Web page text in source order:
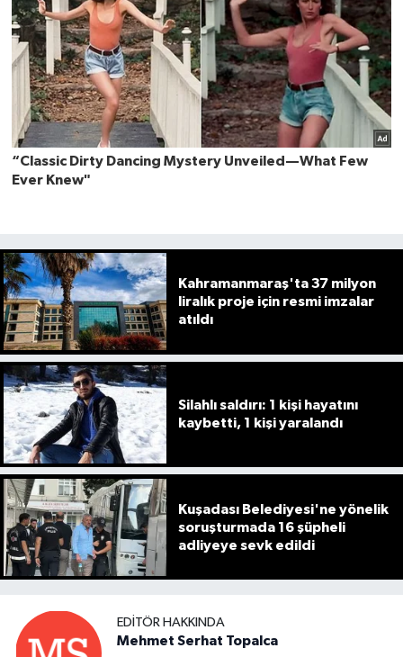
Kahramanmaraş'ta 37 milyon
liralık proje için resmi imzalar
atıldı
Silahlı saldırı: 1 kişi hayatını
kaybetti, 1 kişi yaralandı
Kuşadası Belediyesi'ne yönelik
soruşturmada 16 şüpheli
adliyeye sevk edildi
EDITÖR HAKKINDA
Mehmet Serhat Topalca